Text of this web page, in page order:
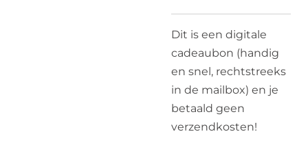
Dit is een digitale
cadeaubon (handig
en snel, rechtstreeks
in de mailbox) en je
betaald geen
verzendkosten!